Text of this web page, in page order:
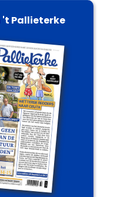
't Pallieterke